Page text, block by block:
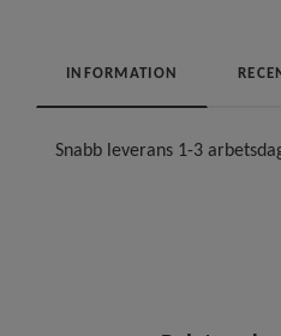
INFORMATION
Snabb leverans 1-3